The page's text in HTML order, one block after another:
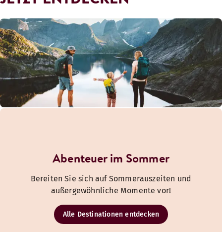
Abenteuer im Sommer
Bereiten Sie sich auf Sommerauszeiten und
außergewöhnliche Momente vor!
Alle Destinationen entdecken